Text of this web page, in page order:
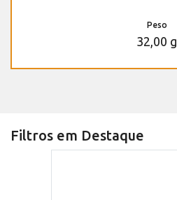
Peso
32,00 g
Filtros em Destaque